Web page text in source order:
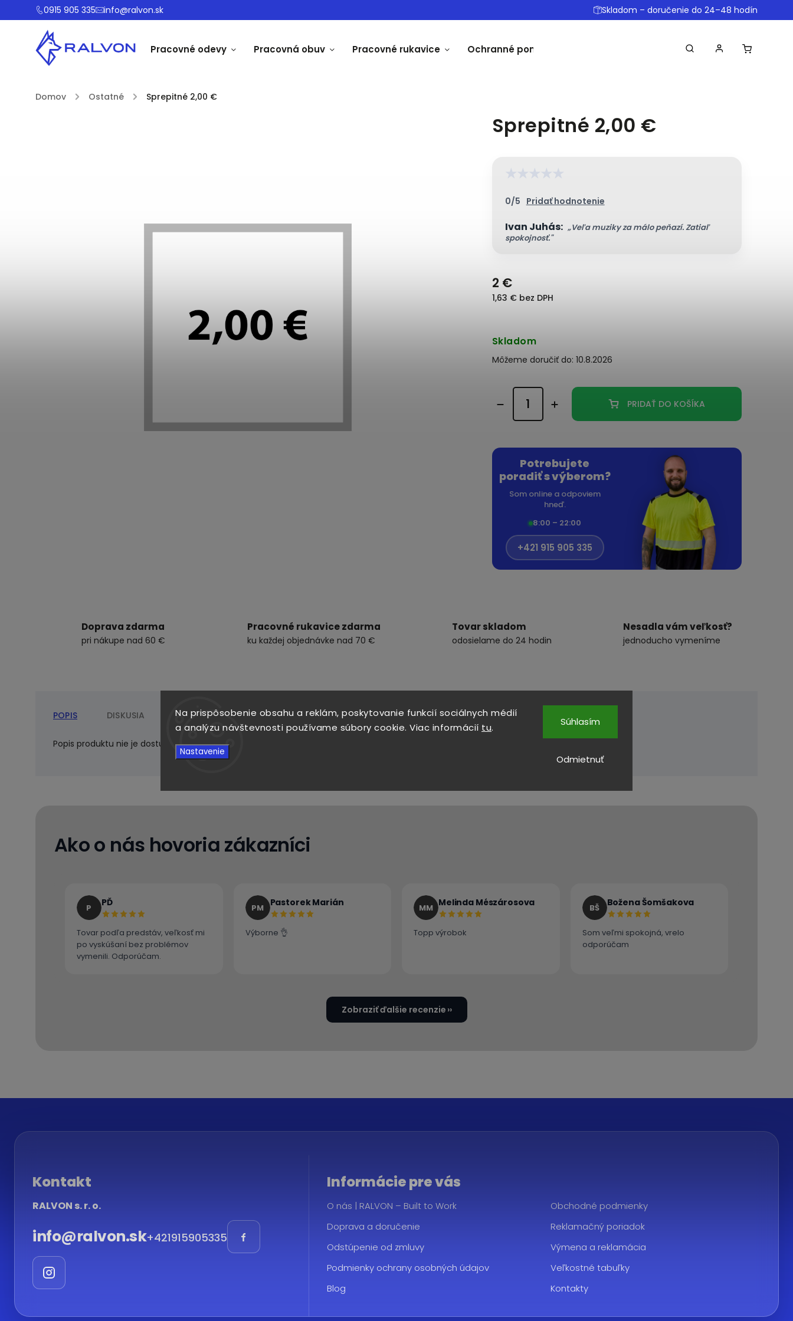
Na prispôsobenie obsahu a reklám, poskytovanie funkcií sociálnych médií
a analýzu návštevnosti používame súbory cookie. Viac informácií tu.
Nastavenie
Odmietnuť
Súhlasím
0915 905 335 info@ralvon.sk Skladom – doručenie do 24–48 hodín
Pracovné odevy Pracovná obuv Pracovné rukavice Ochranné pomôcky Obchodné podmienky
Domov / Ostatné / Sprepitné 2,00 €
Sprepitné 2,00 €
★★★★★
0/5 Pridať hodnotenie
Ivan Juhás: „Veľa muziky za málo peňazí. Zatiaľ
spokojnosť."
2 €
1,63 € bez DPH
Skladom
Môžeme doručiť do: 10.8.2026
PRIDAŤ DO KOŠÍKA
Potrebujete
poradiť s výberom?
Som online a odpoviem
hneď.
8:00 – 22:00
+421 915 905 335
Doprava zdarma
pri nákupe nad 60 €
Pracovné rukavice zdarma
ku každej objednávke nad 70 €
Tovar skladom
odosielame do 24 hodin
Nesadla vám veľkosť?
jednoducho vymeníme
POPIS DISKUSIA
Popis produktu nie je dostupný
Ako o nás hovoria zákazníci
P PĎ
Tovar podľa predstáv, veľkosť mi
po vyskúšaní bez problémov
vymenili. Odporúčam.
PM Pastorek Marián
Výborne 👌
MM Melinda Mészárosova
Topp výrobok
BŠ Božena Šomšakova
Som veľmi spokojná, vrelo
odporúčam
Zobraziť ďalšie recenzie
Kontakt
RALVON s. r. o.
info@ralvon.sk+421915905335
Informácie pre vás
O nás | RALVON – Built to Work
Obchodné podmienky
Doprava a doručenie
Reklamačný poriadok
Odstúpenie od zmluvy
Výmena a reklamácia
Podmienky ochrany osobných údajov
Veľkostné tabuľky
Blog
Kontakty